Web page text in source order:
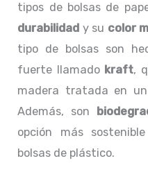
tipos de bolsas de
durabilidad y su color
tipo de bolsas son
fuerte llamado kraft,
madera tratada en un
Además, son
opción más
bolsas de plástico.